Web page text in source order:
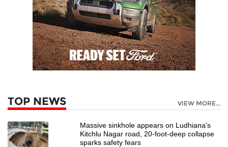
TOP NEWS VIEW MORE...
Massive sinkhole appears on Ludhiana's
Kitchlu Nagar road, 20-foot-deep collapse
sparks safety fears